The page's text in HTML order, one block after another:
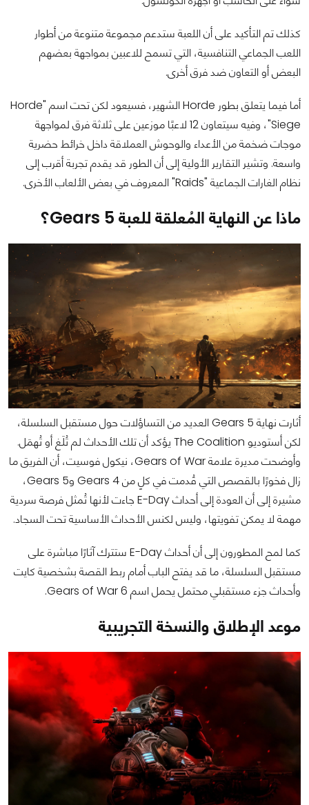
كذلك تم التأكيد على أن اللعبة ستدعم مجموعة متنوعة من أطوار
اللعب الجماعي التنافسية، التي تسمح للاعبين بمواجهة بعضهم
البعض أو التعاون ضد فرق أخرى.
أما فيما يتعلق بطور Horde الشهير، فسيعود لكن تحت اسم "Horde
Siege"، وفيه سيتعاون 12 لاعبًا موزعين على ثلاثة فرق لمواجهة
موجات ضخمة من الأعداء والوحوش العملاقة داخل خرائط حضرية
واسعة. وتشير التقارير الأولية إلى أن الطور قد يقدم تجربة أقرب إلى
نظام الغارات الجماعية "Raids" المعروف في بعض الألعاب الأخرى.
ماذا عن النهاية المُعلقة للعبة Gears 5؟
أثارت نهاية Gears 5 العديد من التساؤلات حول مستقبل السلسلة،
لكن أستوديو The Coalition يؤكد أن تلك الأحداث لم تُلَغ أو تُهمَل.
وأوضحت مديرة علامة Gears of War، نيكول فوسيت، أن الفريق ما
زال فخورًا بالقصص التي قُدمت في كلٍ من Gears 4 وGears 5،
مشيرة إلى أن العودة إلى أحداث E-Day جاءت لأنها تُمثل فرصة سردية
مهمة لا يمكن تفويتها، وليس لكنس الأحداث الأساسية تحت السجاد.
كما لمح المطورون إلى أن أحداث E-Day ستترك آثارًا مباشرة على
مستقبل السلسلة، ما قد يفتح الباب أمام ربط القصة بشخصية كايت
وأحداث جزء مستقبلي محتمل يحمل اسم Gears of War 6.
موعد الإطلاق والنسخة التجريبية